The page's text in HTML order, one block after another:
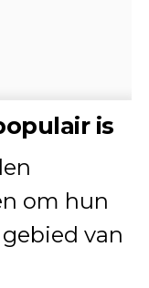
is
om hun
van